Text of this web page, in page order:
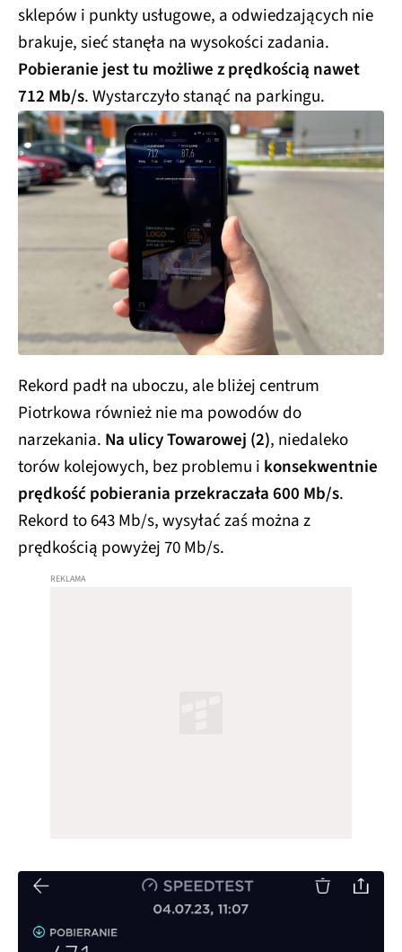
sklepów i punkty usługowe, a odwiedzających nie
brakuje, sieć stanęła na wysokości zadania.
Pobieranie jest tu możliwe z prędkością nawet
712 Mb/s. Wystarczyło stanąć na parkingu.
Rekord padł na uboczu, ale bliżej centrum
Piotrkowa również nie ma powodów do
narzekania. Na ulicy Towarowej (2), niedaleko
torów kolejowych, bez problemu i konsekwentnie
prędkość pobierania przekraczała 600 Mb/s.
Rekord to 643 Mb/s, wysyłać zaś można z
prędkością powyżej 70 Mb/s.